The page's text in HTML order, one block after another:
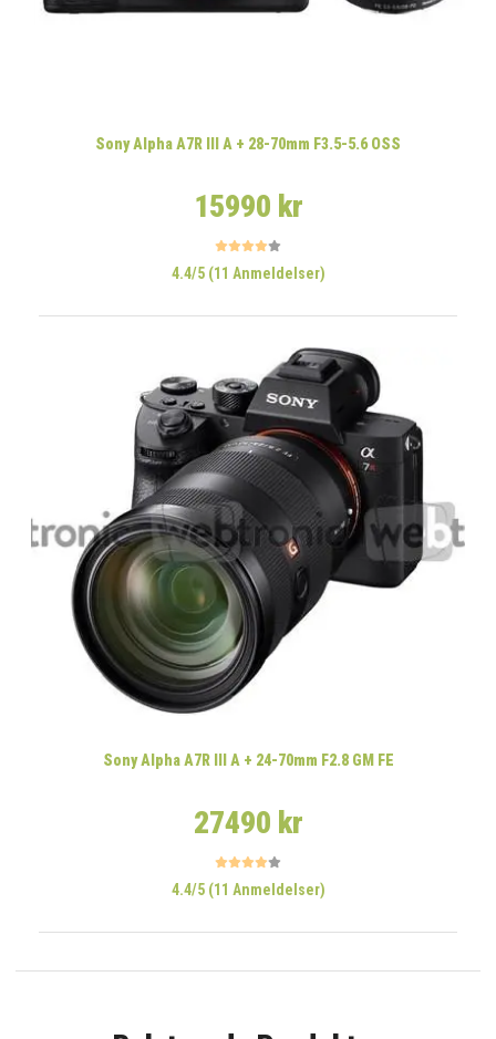
Sony Alpha A7R III A + 28-70mm F3.5-5.6 OSS
15990 kr
4.4/5 (11 Anmeldelser)
Sony Alpha A7R III A + 24-70mm F2.8 GM FE
27490 kr
4.4/5 (11 Anmeldelser)